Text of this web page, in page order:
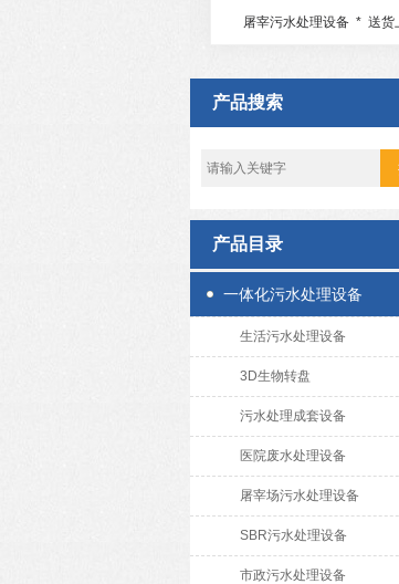
屠宰污水处理设备 * 送货上门
产品搜索
产品目录
一体化污水处理设备
生活污水处理设备
3D生物转盘
污水处理成套设备
医院废水处理设备
屠宰场污水处理设备
SBR污水处理设备
市政污水处理设备